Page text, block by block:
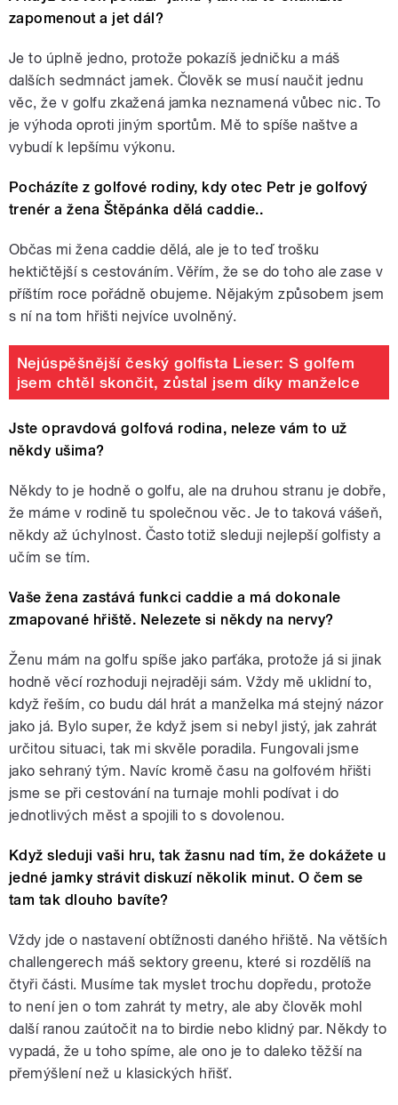
zapomenout a jet dál?
Je to úplně jedno, protože pokazíš jedničku a máš
dalších sedmnáct jamek. Člověk se musí naučit jednu
věc, že v golfu zkažená jamka neznamená vůbec nic. To
je výhoda oproti jiným sportům. Mě to spíše naštve a
vybudí k lepšímu výkonu.
Pocházíte z golfové rodiny, kdy otec Petr je golfový
trenér a žena Štěpánka dělá caddie..
Občas mi žena caddie dělá, ale je to teď trošku
hektičtější s cestováním. Věřím, že se do toho ale zase v
příštím roce pořádně obujeme. Nějakým způsobem jsem
s ní na tom hřišti nejvíce uvolněný.
Nejúspěšnější český golfista Lieser: S golfem
jsem chtěl skončit, zůstal jsem díky manželce
Jste opravdová golfová rodina, neleze vám to už
někdy ušima?
Někdy to je hodně o golfu, ale na druhou stranu je dobře,
že máme v rodině tu společnou věc. Je to taková vášeň,
někdy až úchylnost. Často totiž sleduji nejlepší golfisty a
učím se tím.
Vaše žena zastává funkci caddie a má dokonale
zmapované hřiště. Nelezete si někdy na nervy?
Ženu mám na golfu spíše jako parťáka, protože já si jinak
hodně věcí rozhoduji nejraději sám. Vždy mě uklidní to,
když řeším, co budu dál hrát a manželka má stejný názor
jako já. Bylo super, že když jsem si nebyl jistý, jak zahrát
určitou situaci, tak mi skvěle poradila. Fungovali jsme
jako sehraný tým. Navíc kromě času na golfovém hřišti
jsme se při cestování na turnaje mohli podívat i do
jednotlivých měst a spojili to s dovolenou.
Když sleduji vaši hru, tak žasnu nad tím, že dokážete u
jedné jamky strávit diskuzí několik minut. O čem se
tam tak dlouho bavíte?
Vždy jde o nastavení obtížnosti daného hřiště. Na větších
challengerech máš sektory greenu, které si rozdělíš na
čtyři části. Musíme tak myslet trochu dopředu, protože
to není jen o tom zahrát ty metry, ale aby člověk mohl
další ranou zaútočit na to birdie nebo klidný par. Někdy to
vypadá, že u toho spíme, ale ono je to daleko těžší na
přemýšlení než u klasických hřišť.